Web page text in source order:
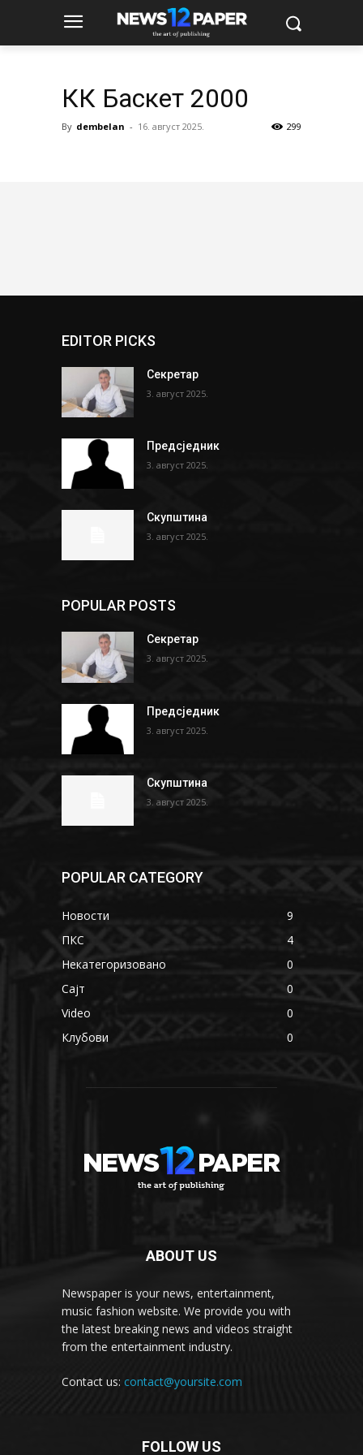
КК Баскет 2000
By dembelan - 16. август 2025. 299
EDITOR PICKS
Секретар
3. август 2025.
Предсједник
3. август 2025.
Скупштина
3. август 2025.
POPULAR POSTS
Секретар
3. август 2025.
Предсједник
3. август 2025.
Скупштина
3. август 2025.
POPULAR CATEGORY
Новости
9
ПКС
4
Некатегоризовано
0
Сајт
0
Video
0
Клубови
0
ABOUT US
Newspaper is your news, entertainment,
music fashion website. We provide you with
the latest breaking news and videos straight
from the entertainment industry.
Contact us: contact@yoursite.com
FOLLOW US